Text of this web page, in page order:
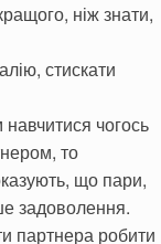
ніж знати,
стискати
чогось
то
що пари,
задоволення.
партнера робити